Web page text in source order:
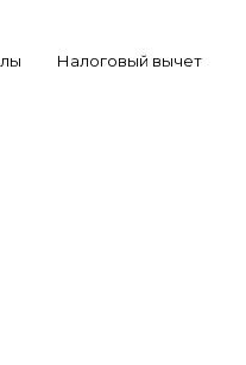
Налоговый вычет